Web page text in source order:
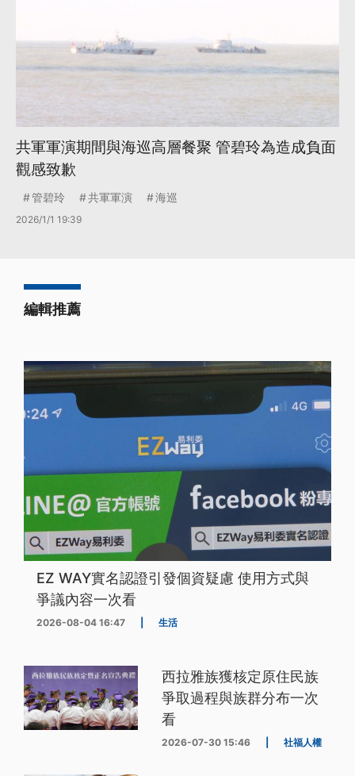
共軍軍演期間與海巡高層餐聚 管碧玲為造成負面
觀感致歉
管碧玲 共軍軍演 海巡
2026/1/1 19:39
編輯推薦
EZ WAY實名認證引發個資疑慮 使用方式與
爭議內容一次看
2026-08-04 16:47 生活
西拉雅族獲核定原住民族
爭取過程與族群分布一次
看
2026-07-30 15:46 社福人權